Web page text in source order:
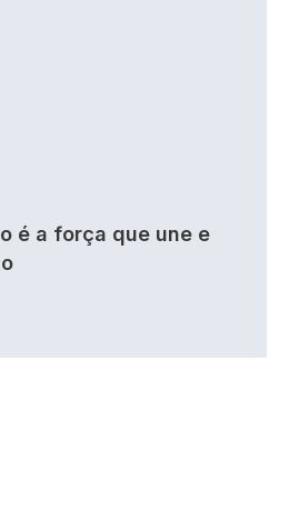
é a força que une e